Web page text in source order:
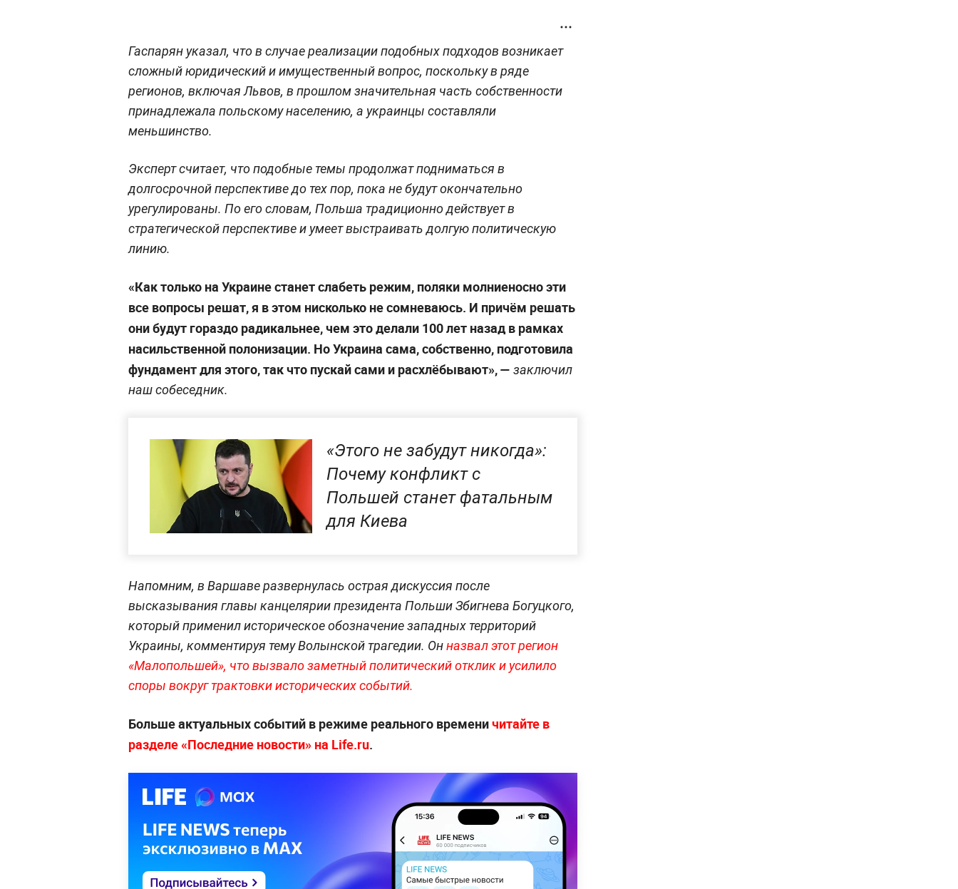
Гаспарян указал, что в случае реализации подобных подходов возникает
сложный юридический и имущественный вопрос, поскольку в ряде
регионов, включая Львов, в прошлом значительная часть собственности
принадлежала польскому населению, а украинцы составляли
меньшинство.
Эксперт считает, что подобные темы продолжат подниматься в
долгосрочной перспективе до тех пор, пока не будут окончательно
урегулированы. По его словам, Польша традиционно действует в
стратегической перспективе и умеет выстраивать долгую политическую
линию.
«Как только на Украине станет слабеть режим, поляки молниеносно эти
все вопросы решат, я в этом нисколько не сомневаюсь. И причём решать
они будут гораздо радикальнее, чем это делали 100 лет назад в рамках
насильственной полонизации. Но Украина сама, собственно, подготовила
фундамент для этого, так что пускай сами и расхлёбывают», — заключил
наш собеседник.
«Этого не забудут никогда»:
Почему конфликт с
Польшей станет фатальным
для Киева
Напомним, в Варшаве развернулась острая дискуссия после
высказывания главы канцелярии президента Польши Збигнева Богуцкого,
который применил историческое обозначение западных территорий
Украины, комментируя тему Волынской трагедии. Онназвал этот регион
«Малопольшей», что вызвало заметный политический отклик и усилило
споры вокруг трактовки исторических событий.
Больше актуальных событий в режиме реального временичитайте в
разделе «Последние новости» на Life.ru.